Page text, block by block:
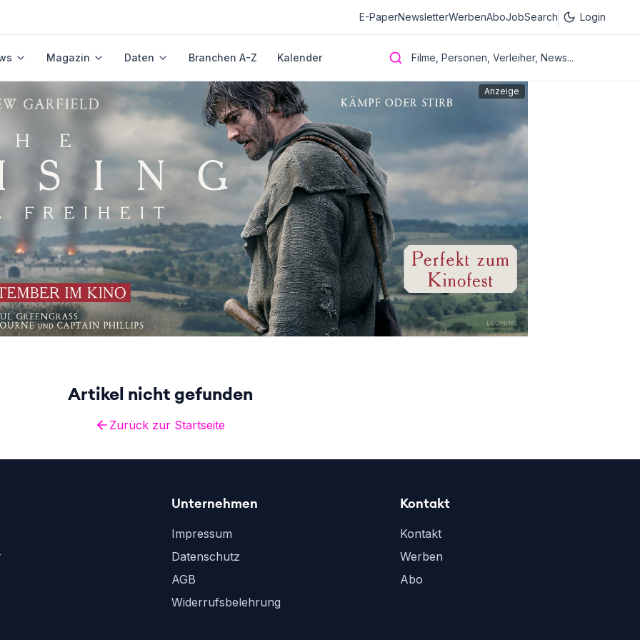
E-PaperNewsletterWerbenAboJobSearch Login
Magazin Daten Branchen A-Z Kalender Filme, Personen, Verleiher, News...
Anzeige
Artikel nicht gefunden
Zurück zur Startseite
Unternehmen
Impressum
Datenschutz
AGB
Widerrufsbelehrung
Kontakt
Kontakt
Werben
Abo